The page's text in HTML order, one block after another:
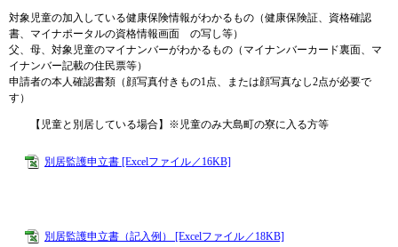
対象児童の加入している健康保険情報がわかるもの（健康保険証、資格確認
書、マイナポータルの資格情報画面 の写し等）
父、母、対象児童のマイナンバーがわかるもの（マイナンバーカード裏面、マ
イナンバー記載の住民票等）
申請者の本人確認書類（顔写真付きもの1点、または顔写真なし2点が必要で
す）
【児童と別居している場合】※児童のみ大島町の寮に入る方等
別居監護申立書 [Excelファイル／16KB]
別居監護申立書（記入例） [Excelファイル／18KB]